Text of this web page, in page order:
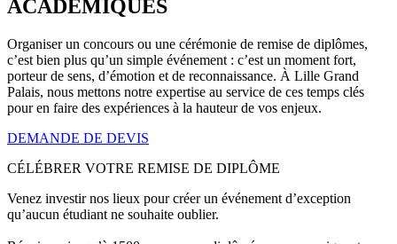
ACADÉMIQUES
Organiser un concours ou une cérémonie de remise de diplômes,
c’est bien plus qu’un simple événement : c’est un moment fort,
porteur de sens, d’émotion et de reconnaissance. À Lille Grand
Palais, nous mettons notre expertise au service de ces temps clés
pour en faire des expériences à la hauteur de vos enjeux.
DEMANDE DE DEVIS
CÉLÉBRER VOTRE REMISE DE DIPLÔME
Venez investir nos lieux pour créer un événement d’exception
qu’aucun étudiant ne souhaite oublier.